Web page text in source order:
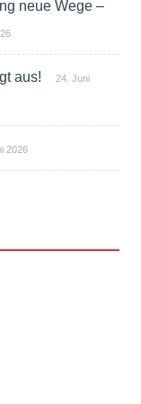
neue Wege –
aus! 24. Juni
2026